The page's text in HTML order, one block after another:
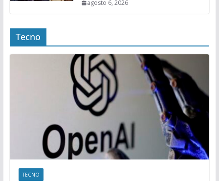
agosto 6, 2026
Tecno
TECNO